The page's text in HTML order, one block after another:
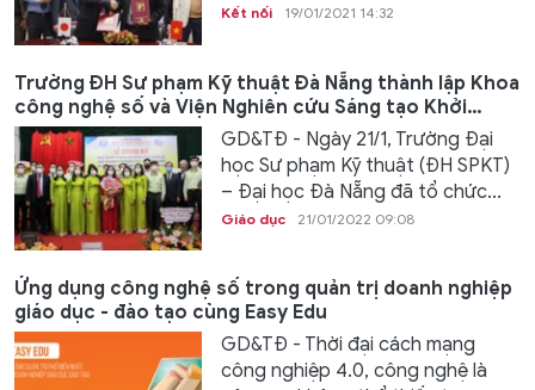
Kết nối 19/01/2021 14:32
Trường ĐH Sư phạm Kỹ thuật Đà Nẵng thành lập Khoa
công nghệ số và Viện Nghiên cứu Sáng tạo Khởi
nghiệp
GD&TĐ - Ngày 21/1, Trường Đại
học Sư phạm Kỹ thuật (ĐH SPKT)
– Đại học Đà Nẵng đã tổ chức...
Giáo dục 21/01/2022 09:08
Ứng dụng công nghệ số trong quản trị doanh nghiệp
giáo dục - đào tạo cùng Easy Edu
GD&TĐ - Thời đại cách mạng
công nghiệp 4.0, công nghệ là